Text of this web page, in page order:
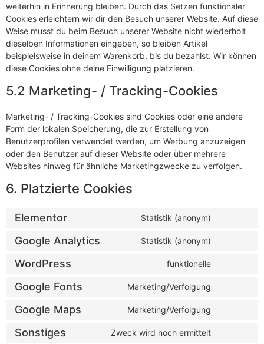
weiterhin in Erinnerung bleiben. Durch das Setzen funktionaler
Cookies erleichtern wir dir den Besuch unserer Website. Auf diese
Weise musst du beim Besuch unserer Website nicht wiederholt
dieselben Informationen eingeben, so bleiben Artikel
beispielsweise in deinem Warenkorb, bis du bezahlst. Wir können
diese Cookies ohne deine Einwilligung platzieren.
5.2 Marketing- / Tracking-Cookies
Marketing- / Tracking-Cookies sind Cookies oder eine andere
Form der lokalen Speicherung, die zur Erstellung von
Benutzerprofilen verwendet werden, um Werbung anzuzeigen
oder den Benutzer auf dieser Website oder über mehrere
Websites hinweg für ähnliche Marketingzwecke zu verfolgen.
6. Platzierte Cookies
Elementor Statistik (anonym)
Google Analytics Statistik (anonym)
WordPress funktionelle
Google Fonts Marketing/Verfolgung
Google Maps Marketing/Verfolgung
Sonstiges Zweck wird noch ermittelt